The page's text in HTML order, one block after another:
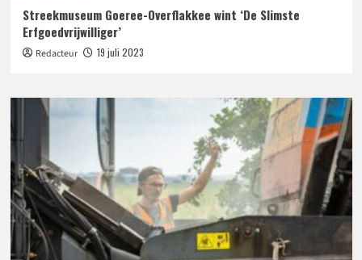
Streekmuseum Goeree-Overflakkee wint ‘De Slimste
Erfgoedvrijwilliger’
Redacteur 19 juli 2023